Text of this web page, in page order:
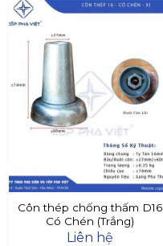
Côn thép chống thấm D16
Có Chén (Trắng)
Liên hệ